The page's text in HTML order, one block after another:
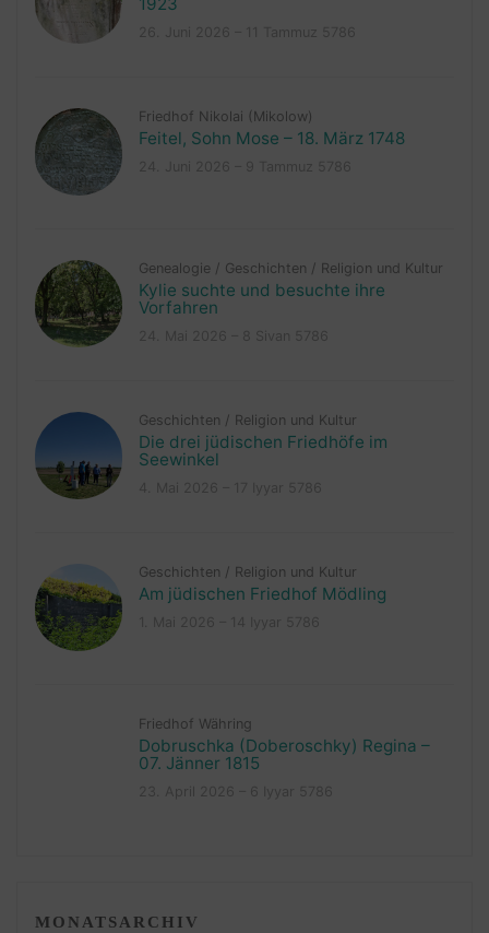
Friedhof Nikolai (Mikolow)
Feitel, Sohn Mose – 18. März 1748
Genealogie / Geschichten / Religion und Kultur
Kylie suchte und besuchte ihre
Vorfahren
Geschichten / Religion und Kultur
Die drei jüdischen Friedhöfe im
Seewinkel
Geschichten / Religion und Kultur
Am jüdischen Friedhof Mödling
Friedhof Währing
Dobruschka (Doberoschky) Regina –
07. Jänner 1815
MONATSARCHIV